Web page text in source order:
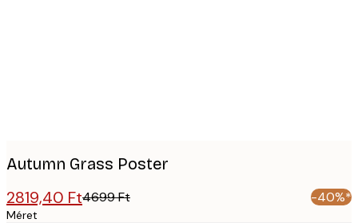
Autumn Grass Poster
2819,40 Ft4699 Ft -40%*
Méret